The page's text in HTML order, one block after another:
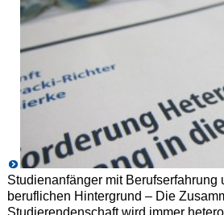
Studienanfänger mit Berufserfahrung
beruflichen Hintergrund – Die
Studierendenschaft wird immer